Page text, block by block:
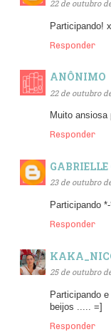
22 de outubro
Participando!
Responder
ANÔNIMO
22 de outubro
Muito ansiosa
Responder
GABRIELLE
23 de outubro
Participando
Responder
25 de outubro
Participando
beijos ..... =]
Responder